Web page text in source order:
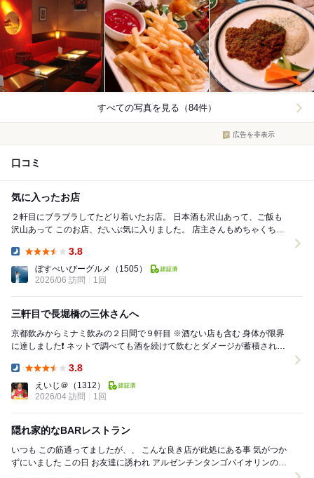
すべての写真を見る（84件）
広告を非表示
口コミ
気に入ったお店
２軒目にブラブラしてたどり着いたお店。 日本酒も沢山あって、ご飯も
沢山あって このお店、だいぶ気に入りました。 店主さんもめちゃくちゃ
3.8
ぼすべいびーグルメ
（1505）
2026/06 訪問
1回
三軒目で長堀橋の三休さんへ
京都飲みからミナミ飲みの２日間で９軒目 ※酒ない店も含む 身体が限界
に達しました❗️ ネットで調べても酒を続けて飲むとダメージが蓄積される
3.8
えいじ＠ （1312）
2026/04 訪問
1回
隠れ家的なBARレストラン
いつも この筋通ってましたが、、 こんな良き店が此処にある事 気がつか
ずにいました この日 お友達に誘われ アルゼンチンタンゴバイオリンの